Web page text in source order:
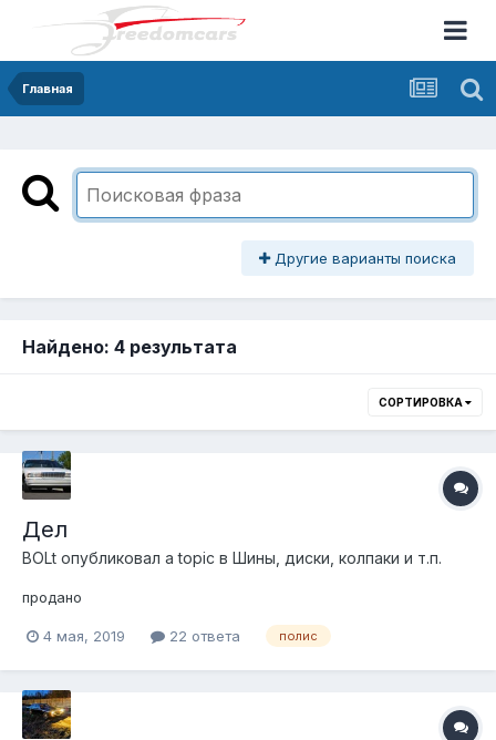
Главная
Другие варианты поиска
Найдено: 4 результата
СОРТИРОВКА
Дел
BOLt опубликовал a topic в Шины, диски, колпаки и т.п.
продано
4 мая, 2019 22 ответа полис